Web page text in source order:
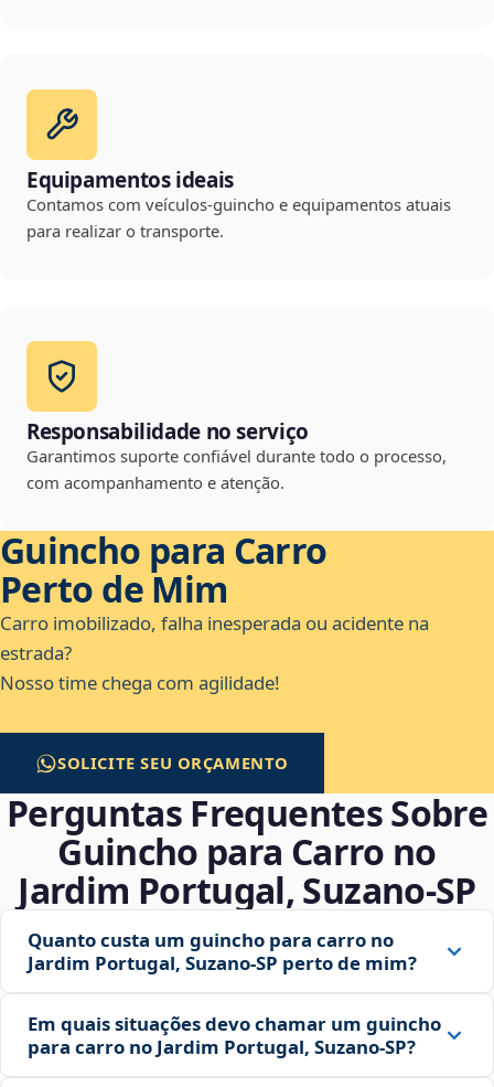
Equipamentos ideais
Contamos com veículos-guincho e equipamentos atuais
para realizar o transporte.
Responsabilidade no serviço
Garantimos suporte confiável durante todo o processo,
com acompanhamento e atenção.
Guincho para Carro
Perto de Mim
Carro imobilizado, falha inesperada ou acidente na
estrada?
Nosso time chega com agilidade!
SOLICITE SEU ORÇAMENTO
Perguntas Frequentes Sobre
Guincho para Carro no
Jardim Portugal, Suzano‑SP
Quanto custa um guincho para carro no
Jardim Portugal, Suzano‑SP perto de mim?
Em quais situações devo chamar um guincho
para carro no Jardim Portugal, Suzano‑SP?